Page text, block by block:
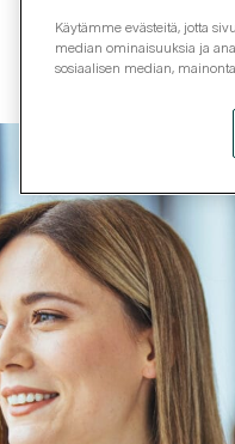
Käytämme evästeitä, jotta
median ominaisuuksia ja
sosiaalisen median,